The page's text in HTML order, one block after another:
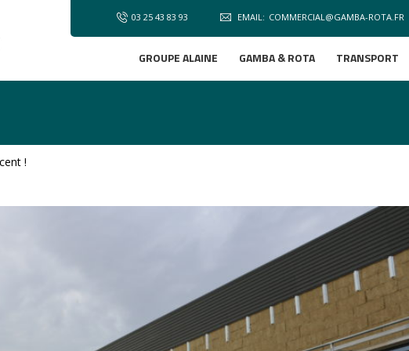
03 25 43 83 93 EMAIL: COMMERCIAL@GAMBA-ROTA.FR
GROUPE ALAINE GAMBA & ROTA TRANSPORT
!